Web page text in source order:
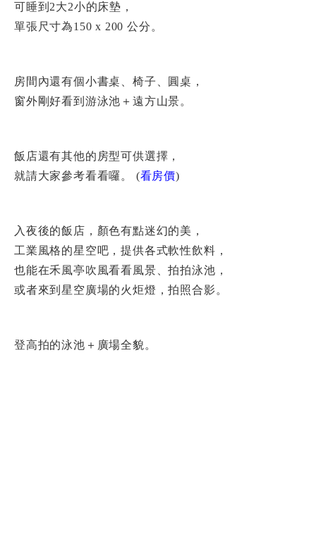
可睡到2大2小的床墊，
單張尺寸為150 x 200 公分。
房間內還有個小書桌、椅子、圓桌，
窗外剛好看到游泳池＋遠方山景。
飯店還有其他的房型可供選擇，
就請大家參考看看囉。 (看房價)
入夜後的飯店，顏色有點迷幻的美，
工業風格的星空吧，提供各式軟性飲料，
也能在禾風亭吹風看看風景、拍拍泳池，
或者來到星空廣場的火炬燈，拍照合影。
登高拍的泳池＋廣場全貌。